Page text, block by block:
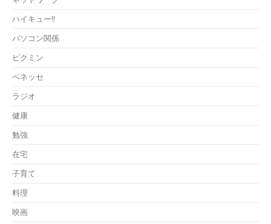
ハイキュー!!
パソコン関係
ピクミン
ベネッセ
ラジオ
健康
勉強
在宅
子育て
料理
映画